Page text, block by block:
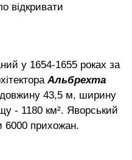
відкривати
у 1654-1655 роках за
Альбрехта
43,5 м, ширину
- 1180 км². Яворський
6000 прихожан.